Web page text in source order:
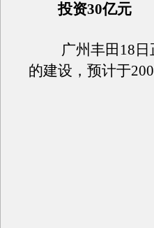
投资30亿元
广州丰田18日正
的建设，预计于